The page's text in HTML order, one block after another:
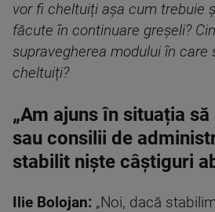
vor fi cheltuiți așa cum trebuie
făcute în continuare greșeli?
supravegherea modului în care
cheltuiți?
„Am ajuns în situația
sau consilii de
stabilit niște câștiguri
Ilie Bolojan: „Noi, dacă